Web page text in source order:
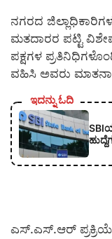
ನಗರದ
ಮತದಾರರ ಪಟ್ಟಿ
ಪಕ್ಷಗಳ
ವಹಿಸಿ ಅವರು
ಇದನ್ನು ಓದಿ
ಎಸ್.ಎಸ್.ಆರ್ ಪ್ರಕ್ರಿಯೆ